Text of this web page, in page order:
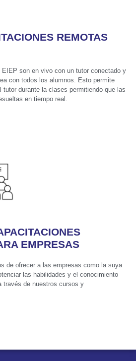
REMOTAS
EIEP son en vivo con un tutor conectado y
con todos los alumnos. Esto permite
tutor durante la clases permitiendo que las
en tiempo real.
EMPRESAS
de ofrecer a las empresas como la suya
las habilidades y el conocimiento
través de nuestros cursos y